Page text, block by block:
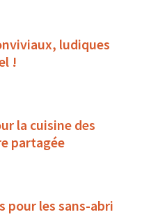
ludiques
!
la cuisine des
partagée
pour les sans-abri